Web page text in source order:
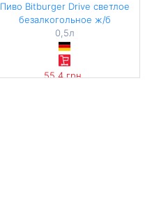
Пиво Bitburger Drive светлое
безалкогольное ж/б
0,5л
55,4 грн